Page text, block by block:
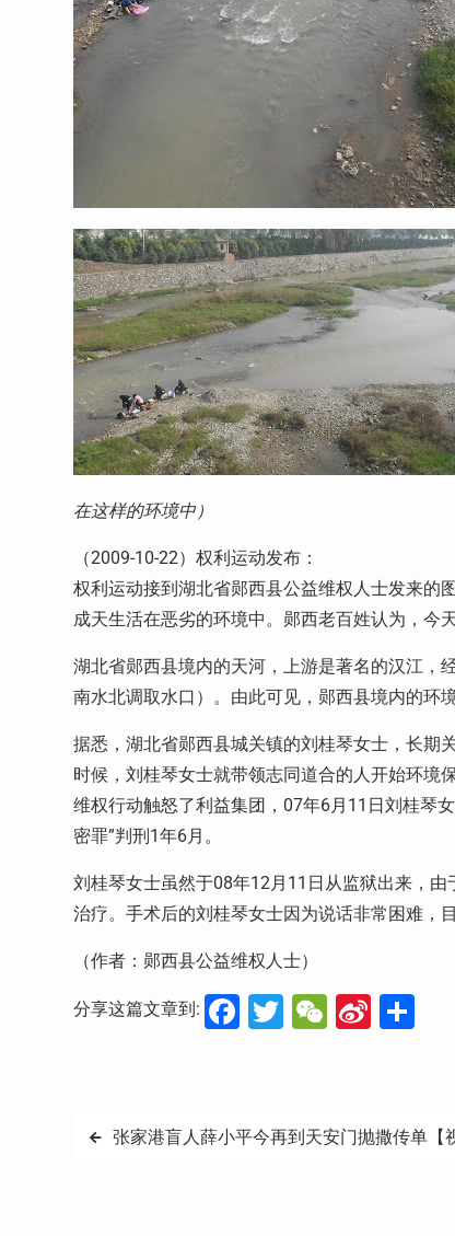
在这样的环境中）
（2009-10-22）权利运动发布：
权利运动接到湖北省郧西县公益维权人士发来的
成天生活在恶劣的环境中。郧西老百姓认为，今
湖北省郧西县境内的天河，上游是著名的汉江，
南水北调取水口）。由此可见，郧西县境内的环
据悉，湖北省郧西县城关镇的刘桂琴女士，长期
时候，刘桂琴女士就带领志同道合的人开始环境
维权行动触怒了利益集团，07年6月11日刘桂琴
密罪”判刑1年6月。
刘桂琴女士虽然于08年12月11日从监狱出来，
治疗。手术后的刘桂琴女士因为说话非常困难，
（作者：郧西县公益维权人士）
分享这篇文章到: Facebook
Twitter
WeChat
Sina
文 张家港盲人薛小平今再到天安门抛撒传单【